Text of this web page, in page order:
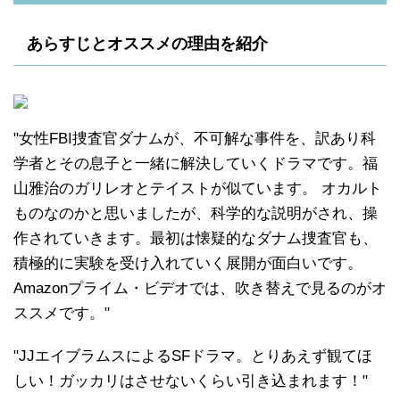
あらすじとオススメの理由を紹介
"女性FBI捜査官ダナムが、不可解な事件を、訳あり科
学者とその息子と一緒に解決していくドラマです。福
山雅治のガリレオとテイストが似ています。 オカルト
ものなのかと思いましたが、科学的な説明がされ、操
作されていきます。最初は懐疑的なダナム捜査官も、
積極的に実験を受け入れていく展開が面白いです。
Amazonプライム・ビデオでは、吹き替えで見るのがオ
ススメです。"
"JJエイブラムスによるSFドラマ。とりあえず観てほ
しい！ガッカリはさせないくらい引き込まれます！"